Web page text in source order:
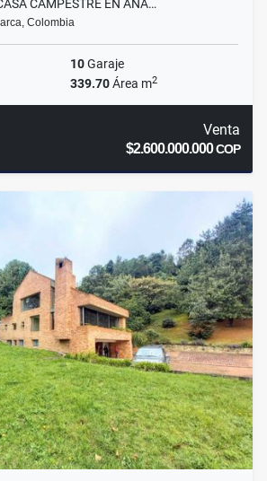
CAMPESTRE EN ANA…
Colombia
10Garaje
339.70Área m2
Venta
$2.600.000.000COP